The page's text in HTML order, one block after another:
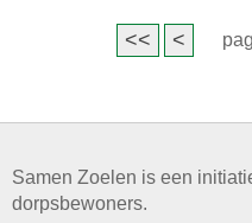
<< <
Samen Zoelen is een
dorpsbewoners.